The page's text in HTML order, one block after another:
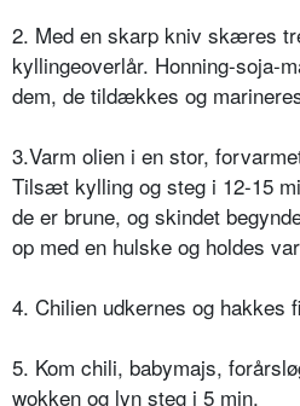
2. Med en skarp kniv skæres
kyllingeoverlår. Honning-soja-
dem, de tildækkes og
3.Varm olien i en stor,
Tilsæt kylling og steg i 12-15
de er brune, og skindet
op med en hulske og holdes
4. Chilien udkernes og hakkes
5. Kom chili, babymajs,
wokken og lyn steg i 5 min.